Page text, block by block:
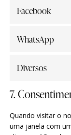
Facebook
WhatsApp
Diversos
7.
Quando visitar o
uma janela com